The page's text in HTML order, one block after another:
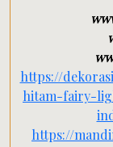
https://
hitam-fairy-
https://